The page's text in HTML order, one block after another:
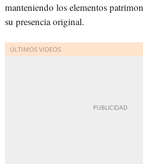
manteniendo los elementos
su presencia original.